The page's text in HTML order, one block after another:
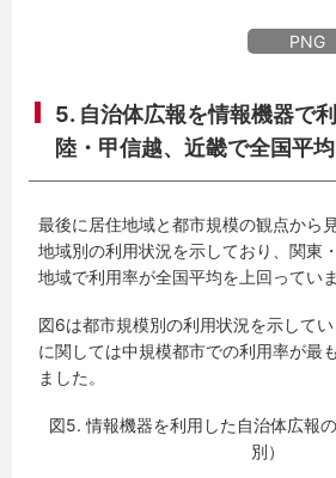
PNG
5. 自治体広報を情報機器で
陸・甲信越、近畿で全国平
最後に居住地域と都市規模の観点から
地域別の利用状況を示しており、関東
地域で利用率が全国平均を上回っていま
図6は都市規模別の利用状況を示して
に関しては中規模都市での利用率が最
ました。
図5. 情報機器を利用した自治体広報
別）